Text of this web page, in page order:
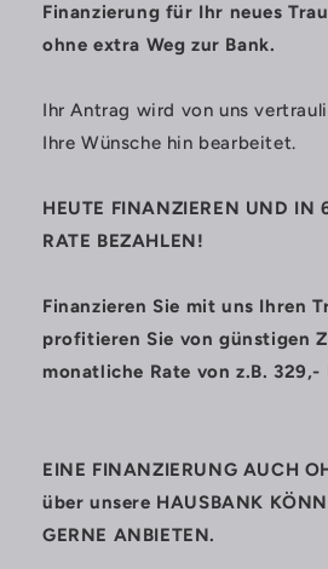
Finanzierung für Ihr neues
ohne extra Weg zur Bank.
Ihr Antrag wird von uns
Ihre Wünsche hin bearbeitet.
HEUTE FINANZIEREN UND IN
RATE BEZAHLEN!
Finanzieren Sie mit uns Ihren
profitieren Sie von günstigen
monatliche Rate von z.B. 329,-
EINE FINANZIERUNG AUCH
über unsere HAUSBANK
GERNE ANBIETEN.